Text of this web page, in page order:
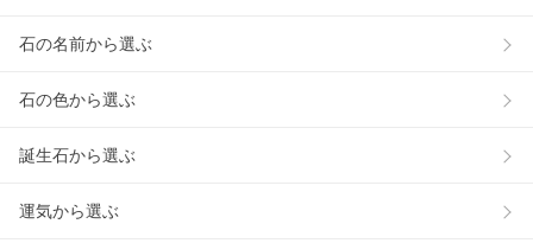
石の名前から選ぶ
石の色から選ぶ
誕生石から選ぶ
運気から選ぶ